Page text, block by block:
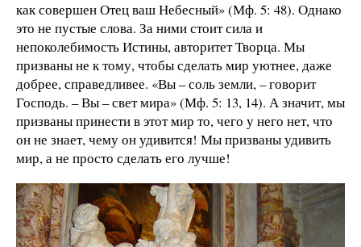
как совершен Отец ваш Небесный» (Мф. 5: 48). Однако
это не пустые слова. За ними стоит сила и
непоколебимость Истины, авторитет Творца. Мы
призваны не к тому, чтобы сделать мир уютнее, даже
добрее, справедливее. «Вы – соль земли, – говорит
Господь. – Вы – свет мира» (Мф. 5: 13, 14). А значит, мы
призваны принести в этот мир то, чего у него нет, что
он не знает, чему он удивится! Мы призваны удивить
мир, а не просто сделать его лучше!